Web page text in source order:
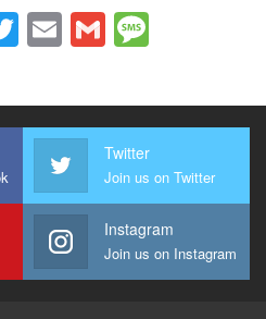
Twitter
EmailGmail
Twitter
Join us on Twitter
Instagram
Join us on Instagram